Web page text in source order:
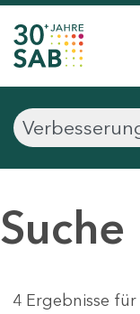
Suche
4 Ergebnisse für